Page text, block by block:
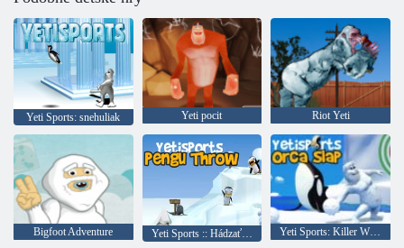
Yeti Sports: snehuliak Yeti pocit Riot Yeti
Bigfoot Adventure Yeti Sports :: Hádzať tučniak Yeti Sports: Killer Whale